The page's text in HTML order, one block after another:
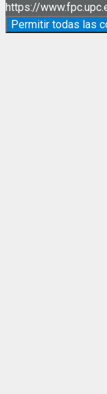
https://
Permitir todas las